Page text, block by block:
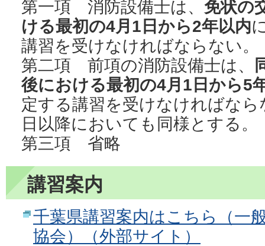
第一項 消防設備士は、 免状の
ける最初の4月1日から2年以内
講習を受けなければならない。
第二項 前項の消防設備士は、
後における最初の4月1日から5
定する講習を受けなければな
日以降においても同様とする。
第三項 省略
講習案内
千葉県講習案内はこちら（一
協会）（外部サイト）